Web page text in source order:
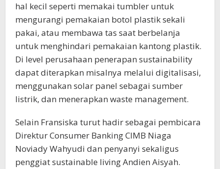
hal kecil seperti memakai tumbler untuk
mengurangi pemakaian botol plastik sekali
pakai, atau membawa tas saat berbelanja
untuk menghindari pemakaian kantong plastik.
Di level perusahaan penerapan sustainability
dapat diterapkan misalnya melalui digitalisasi,
menggunakan solar panel sebagai sumber
listrik, dan menerapkan waste management.
Selain Fransiska turut hadir sebagai pembicara
Direktur Consumer Banking CIMB Niaga
Noviady Wahyudi dan penyanyi sekaligus
penggiat sustainable living Andien Aisyah.